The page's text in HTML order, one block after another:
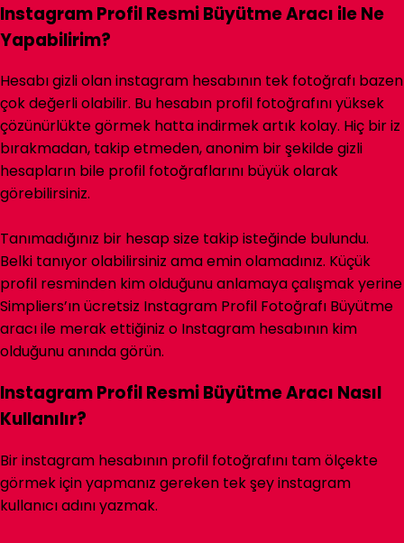
Instagram Profil Resmi Büyütme Aracı ile Ne
Yapabilirim?
Hesabı gizli olan instagram hesabının tek fotoğrafı bazen
çok değerli olabilir. Bu hesabın profil fotoğrafını yüksek
çözünürlükte görmek hatta indirmek artık kolay. Hiç bir iz
bırakmadan, takip etmeden, anonim bir şekilde gizli
hesapların bile profil fotoğraflarını büyük olarak
görebilirsiniz.
Tanımadığınız bir hesap size takip isteğinde bulundu.
Belki tanıyor olabilirsiniz ama emin olamadınız. Küçük
profil resminden kim olduğunu anlamaya çalışmak yerine
Simpliers’ın ücretsiz Instagram Profil Fotoğrafı Büyütme
aracı ile merak ettiğiniz o Instagram hesabının kim
olduğunu anında görün.
Instagram Profil Resmi Büyütme Aracı Nasıl
Kullanılır?
Bir instagram hesabının profil fotoğrafını tam ölçekte
görmek için yapmanız gereken tek şey instagram
kullanıcı adını yazmak.